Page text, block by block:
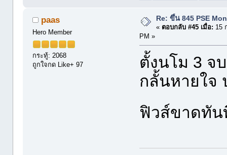
paas
Hero Member
กระทู้: 2068
ถูกใจกด Like+ 97
Re: ขึ้น 845 PSE
« ตอบกลับ #45 เมื่อ: 15
PM »
ตั้งนโม 3 จบ
กลั้นหายใ
ฟิวส์ขาดทั